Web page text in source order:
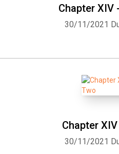
Chapter XIV
30/11/2021
Chapter
30/11/2021